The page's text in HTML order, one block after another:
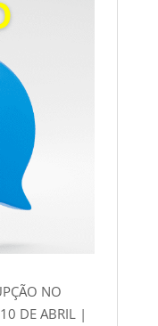
NO
DE ABRIL |